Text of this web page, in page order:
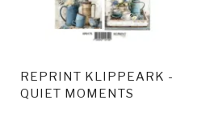
REPRINT KLIPPEARK -
QUIET MOMENTS